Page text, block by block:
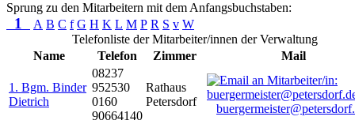
Sprung zu den Mitarbeitern mit dem Anfangsbuchstaben:
1 A B C f G H K L M P R S v W
Telefonliste der Mitarbeiter/innen der Verwaltung
Name
Telefon Zimmer Mail
1. Bgm. Binder
Dietrich
08237
952530
0160
90664140
Rathaus
Petersdorf